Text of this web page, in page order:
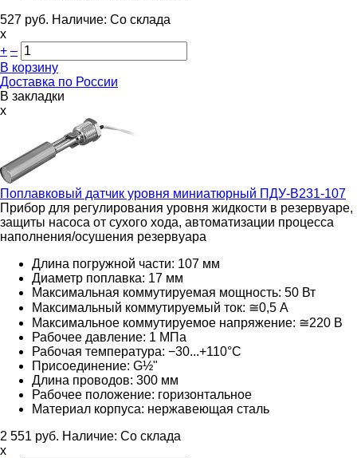
527 руб. Наличие: Со склада
х
+ –
В корзину
Доставка по России
В закладки
x
Поплавковый датчик уровня миниатюрный ПДУ-В231-107
Прибор для регулирования уровня жидкости в резервуаре,
защиты насоса от сухого хода, автоматизации процесса
наполнения/осушения резервуара
Длина погружной части: 107 мм
Диаметр поплавка: 17 мм
Максимальная коммутируемая мощность: 50 Вт
Максимальный коммутируемый ток: ≅0,5 А
Максимальное коммутируемое напряжение: ≅220 В
Рабочее давление: 1 МПа
Рабочая температура: −30...+110°С
Присоединение: G½"
Длина проводов: 300 мм
Рабочее положение: горизонтальное
Материал корпуса: нержавеющая сталь
2 551 руб. Наличие: Со склада
х